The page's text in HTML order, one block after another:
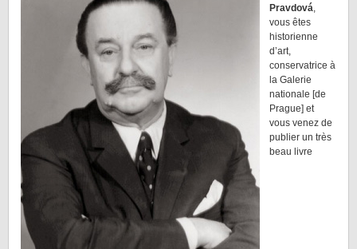
Pravdová,
vous êtes
historienne
d’art,
conservatrice à
la Galerie
nationale [de
Prague] et
vous venez de
publier un très
beau livre